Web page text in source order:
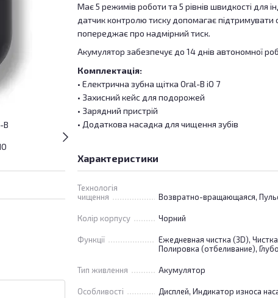
Має 5 режимів роботи та 5 рівнів швидкості для
датчик контролю тиску допомагає підтримувати
попереджає про надмірний тиск.
Акумулятор забезпечує до 14 днів автономної
Комплектація:
• Електрична зубна щітка Oral-B iO 7
• Захисний кейс для подорожей
• Зарядний пристрій
• Додаткова насадка для чищення зубів
Характеристики
Технологія
чищення
Возвратно-вращающаяся,
Колір корпусу Чорний
Функції
Ежедневная чистка (3D),
Полировка (отбеливание),
Тип живлення Акумулятор
Особливості Дисплей, Индикатор износа